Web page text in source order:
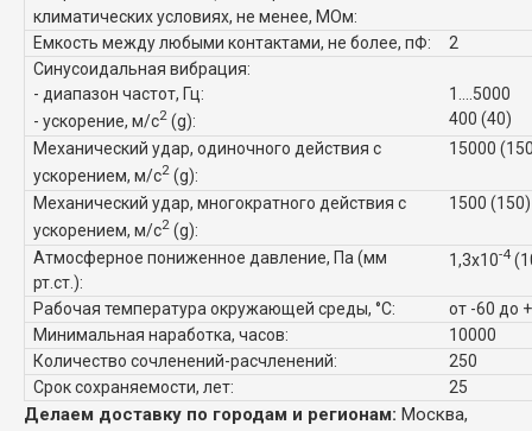
климатических условиях, не менее, МОм:
Емкость между любыми контактами, не более, пФ:
2
Синусоидальная вибрация:
- диапазон частот, Гц:
- ускорение, м/с2 (g):
1....5000
400 (40)
Механический удар, одиночного действия с
ускорением, м/с2 (g):
15000
Механический удар, многократного действия с
ускорением, м/с2 (g):
1500 (150)
Атмосферное пониженное давление, Па (мм
рт.ст.):
1,3x10-4
Рабочая температура окружающей среды, °C:
от -60 до
Минимальная наработка, часов:
10000
Количество сочленений-расчленений:
250
Срок сохраняемости, лет:
25
Делаем доставку по городам и регионам: Москва,